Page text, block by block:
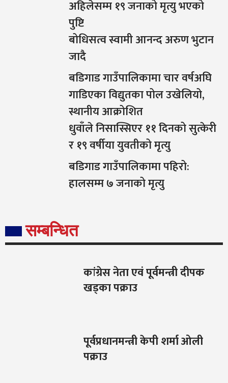
अहिलेसम्म १९ जनाको मृत्यु भएको
पुष्टि
बोधिसत्व स्वामी आनन्द अरुण भुटान
जादै
बडिगाड गाउँपालिकामा चार वर्षअघि
गाडिएका विद्युतका पोल उखेलियो,
स्थानीय आक्रोशित
धुवाँले निसास्सिएर ११ दिनको सुत्केरी
र १९ वर्षीया युवतीको मृत्यु
बडिगाड गाउँपालिकामा पहिरो:
हालसम्म ७ जनाको मृत्यु
सम्बन्धित
कांग्रेस नेता एवं पूर्वमन्त्री दीपक
खड्का पक्राउ
पूर्वप्रधानमन्त्री केपी शर्मा ओली
पक्राउ